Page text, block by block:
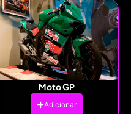
Moto GP
Adicionar